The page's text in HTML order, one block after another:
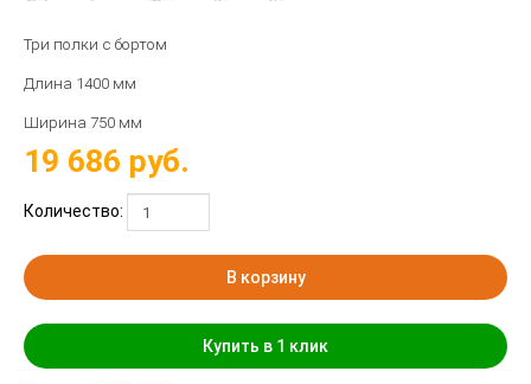
Три полки с бортом
Длина 1400 мм
Ширина 750 мм
19 686 руб.
Количество:
В корзину
Купить в 1 клик